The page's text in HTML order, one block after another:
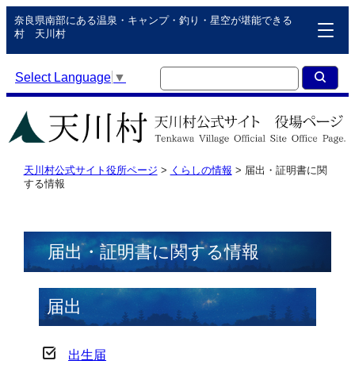
奈良県南部にある温泉・キャンプ・釣り・星空が堪能できる
村 天川村
Select Language ▼
天川村公式サイト役所ページ > くらしの情報 > 届出・証明書に関
する情報
届出・証明書に関する情報
届出
出生届